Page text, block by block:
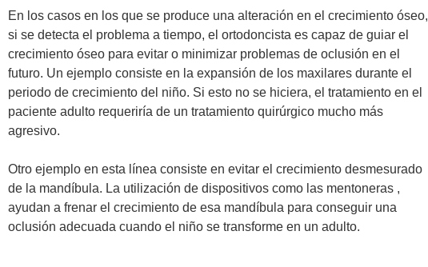
En los casos en los que se produce una alteración en el crecimiento óseo,
si se detecta el problema a tiempo, el ortodoncista es capaz de guiar el
crecimiento óseo para evitar o minimizar problemas de oclusión en el
futuro. Un ejemplo consiste en la expansión de los maxilares durante el
periodo de crecimiento del niño. Si esto no se hiciera, el tratamiento en el
paciente adulto requeriría de un tratamiento quirúrgico mucho más
agresivo.
Otro ejemplo en esta línea consiste en evitar el crecimiento desmesurado
de la mandíbula. La utilización de dispositivos como las mentoneras ,
ayudan a frenar el crecimiento de esa mandíbula para conseguir una
oclusión adecuada cuando el niño se transforme en un adulto.